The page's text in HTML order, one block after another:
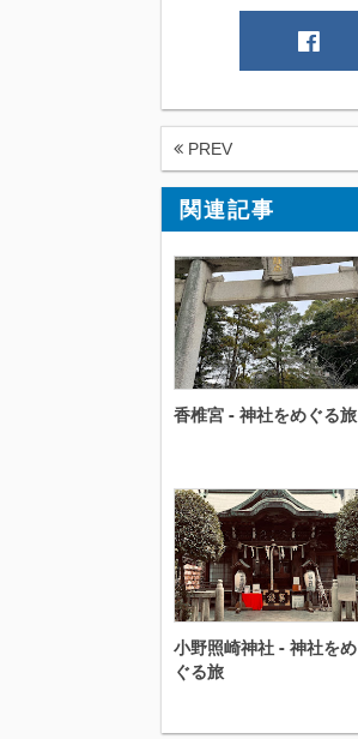
PREV
関連記事
香椎宮 - 神社をめぐる旅
小野照崎神社 - 神社をめ
ぐる旅